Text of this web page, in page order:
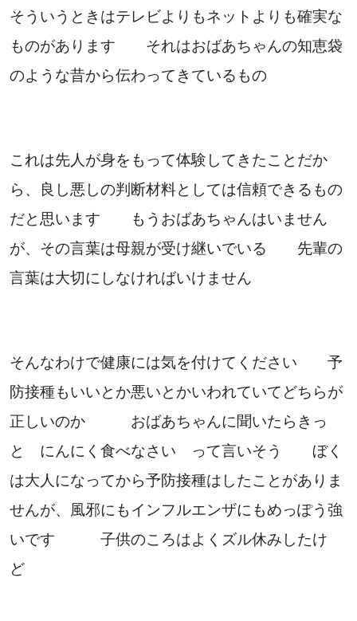
よくあるご質問
アクセス
ポリシーに関して
そういうときはテレビよりもネットよりも確実な
ものがあります それはおばあちゃんの知恵袋
のような昔から伝わってきているもの
これは先人が身をもって体験してきたことだか
ら、良し悪しの判断材料としては信頼できるもの
だと思います もうおばあちゃんはいません
が、その言葉は母親が受け継いでいる 先輩の
言葉は大切にしなければいけません
そんなわけで健康には気を付けてください 予
防接種もいいとか悪いとかいわれていてどちらが
正しいのか おばあちゃんに聞いたらきっ
と にんにく食べなさい って言いそう ぼく
は大人になってから予防接種はしたことがありま
せんが、風邪にもインフルエンザにもめっぽう強
いです 子供のころはよくズル休みしたけ
ど